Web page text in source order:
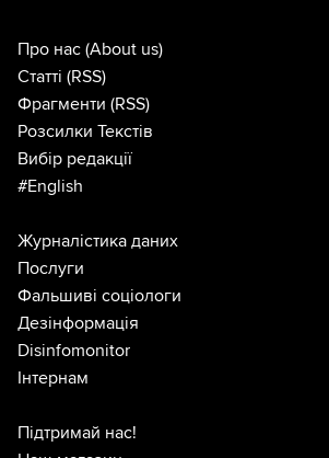
Про нас (About us)
Статті (RSS)
Фрагменти (RSS)
Розсилки Текстів
Вибір редакції
#English
Журналістика даних
Послуги
Фальшиві соціологи
Дезінформація
Disinfomonitor
Інтернам
Підтримай нас!